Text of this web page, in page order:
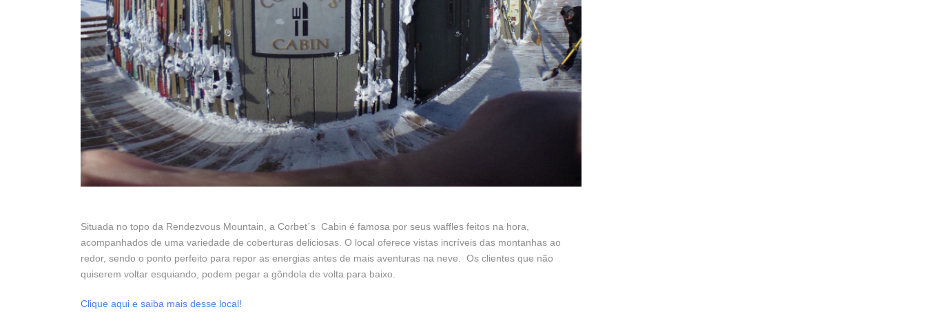
Situada no topo da Rendezvous Mountain, a Corbet´s Cabin é famosa por seus waffles feitos na hora,
acompanhados de uma variedade de coberturas deliciosas. O local oferece vistas incríveis das montanhas ao
redor, sendo o ponto perfeito para repor as energias antes de mais aventuras na neve. Os clientes que não
quiserem voltar esquiando, podem pegar a gôndola de volta para baixo.
Clique aqui e saiba mais desse local!